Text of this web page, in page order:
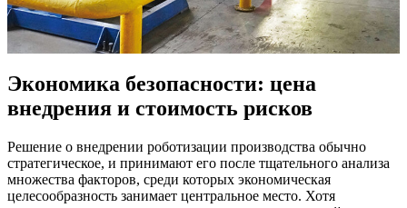
Экономика безопасности: цена
внедрения и стоимость рисков
Решение о внедрении роботизации производства обычно
стратегическое, и принимают его после тщательного анализа
множества факторов, среди которых экономическая
целесообразность занимает центральное место. Хотя